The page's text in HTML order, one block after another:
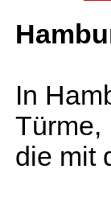
In
Türme,
die mit